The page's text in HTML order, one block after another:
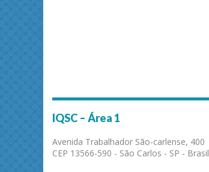
IQSC – Área 1
Avenida Trabalhador São-carlense, 400
CEP 13566-590 - São Carlos - SP - Brasil